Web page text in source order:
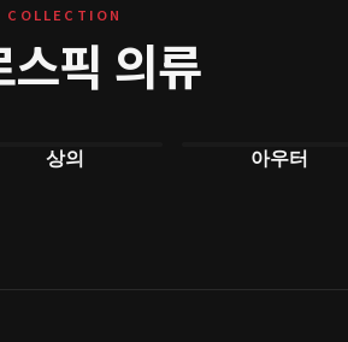
COLLECTION
스픽 의류
상의 아우터